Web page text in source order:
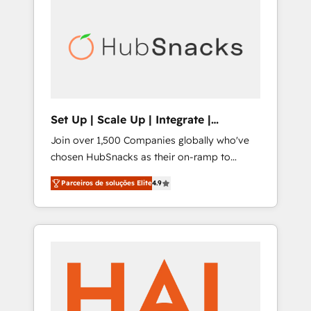
Set Up | Scale Up | Integrate |
HubSnacks FlexPlan
Join over 1,500 Companies globally who've
chosen HubSnacks as their on-ramp to
HubSpot since 2014 Simple pay-as-you-go
plans that accelerate value... 1️⃣ Set Up |
Onboarding New or Check-fixing existing
HubSpot portals 2️⃣ Scale Up | 100% HubSpot
Integrate | your entire Tech Stack with
API Integration project... ⬅️ Click "Contact
Business" ⬅️ to access 150+ Kickstart
Parceiros de soluções Elite4.9